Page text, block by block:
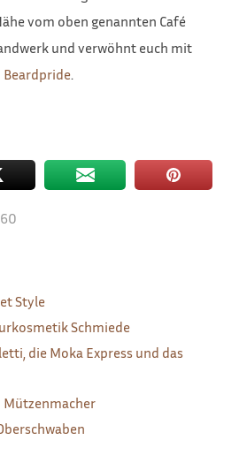
vom oben genannten Café
und verwöhnt euch mit
Beardpride.
Style
Schmiede
die Moka Express und das
Mützenmacher